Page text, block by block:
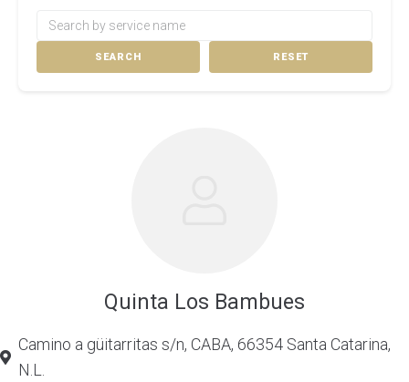
SEARCH RESET
Quinta Los Bambues
Camino a güitarritas s/n, CABA, 66354 Santa Catarina,
N.L.